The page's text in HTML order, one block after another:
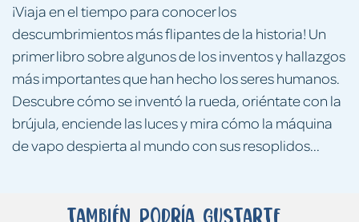
¡Viaja en el tiempo para conocer los
descumbrimientos más flipantes de la historia! Un
primer libro sobre algunos de los inventos y hallazgos
más importantes que han hecho los seres humanos.
Descubre cómo se inventó la rueda, oriéntate con la
brújula, enciende las luces y mira cómo la máquina
de vapo despierta al mundo con sus resoplidos...
También podría gustarte...